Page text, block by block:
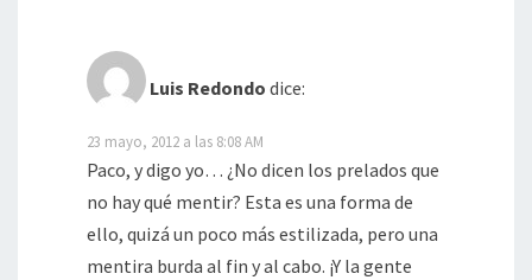
Luis Redondo dice:
23 mayo, 2012 a las 8:08 AM
Paco, y digo yo… ¿No dicen los prelados que
no hay qué mentir? Esta es una forma de
ello, quizá un poco más estilizada, pero una
mentira burda al fin y al cabo. ¡Y la gente